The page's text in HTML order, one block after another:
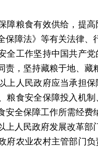
障粮食有效供给，提高
保障法》等有关法律
全工作坚持中国共产党
责，坚持藏粮于地、
上人民政府应当承担保
粮食安全保障投入机
安全保障工作所需经费
上人民政府发展改革部
农业农村主管部门负